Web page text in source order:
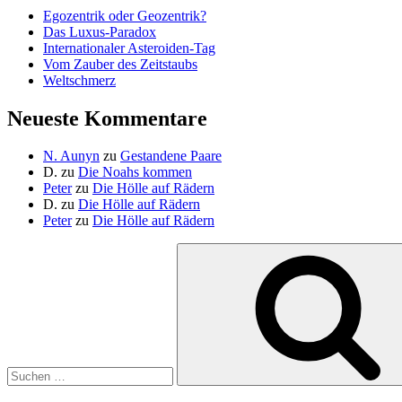
Egozentrik oder Geozentrik?
Das Luxus-Paradox
Internationaler Asteroiden-Tag
Vom Zauber des Zeitstaubs
Weltschmerz
Neueste Kommentare
N. Aunyn zu Gestandene Paare
D. zu Die Noahs kommen
Peterzu Die Hölle auf Rädern
D. zu Die Hölle auf Rädern
Peterzu Die Hölle auf Rädern